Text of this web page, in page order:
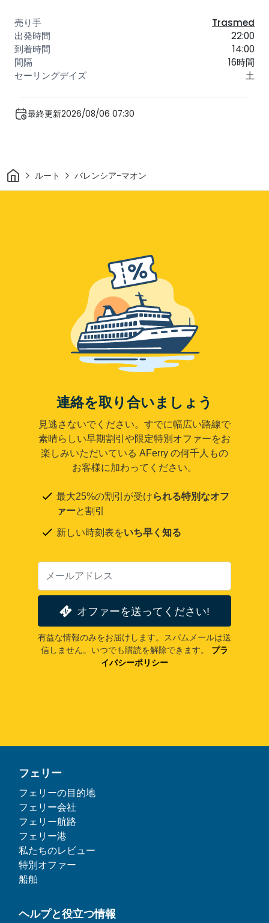
Trasmed
22:00
14:00
16時間
土
最終更新2026/08/06 07:30
家 ルート バレンシア-マオン
連絡を取り合いましょう
見逃さないでください。すでに幅広い路線で
素晴らしい早期割引や限定特別オファーをお
楽しみいただいている AFerry の何千人もの
お客様に加わってください。
最大25%の割引が受けられる特別なオフ
ァーと割引
新しい時刻表をいち早く知る
オファーを送ってください!
有益な情報のみをお届けします。スパムメールは送
信しません。いつでも購読を解除できます。
プラ
イバシーポリシー
フェリー
フェリーの目的地
フェリー会社
フェリー航路
フェリー港
私たちのレビュー
特別オファー
船舶
ヘルプと役立つ情報